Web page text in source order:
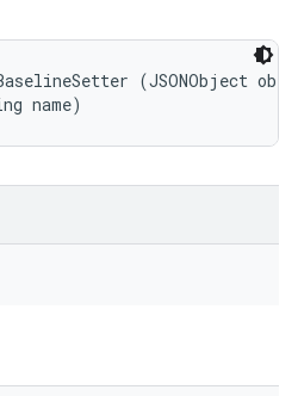
(JSONObject
name)